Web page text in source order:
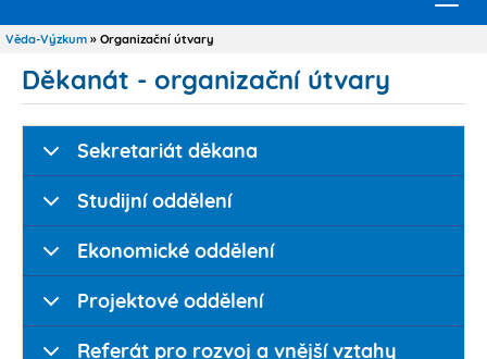
Drobečková
Věda-Výzkum Organizační útvary
Děkanát - organizační útvary
Sekretariát děkana
Studijní oddělení
Ekonomické oddělení
Projektové oddělení
Referát pro rozvoj a vnější vztahy